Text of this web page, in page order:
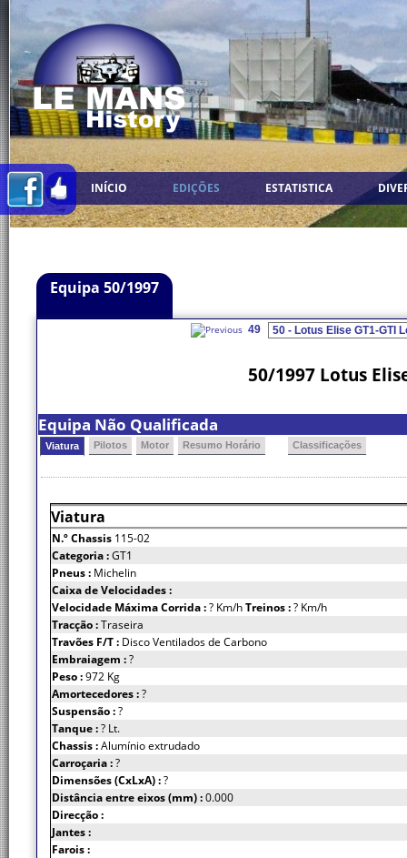
INÍCIO EDIÇÕES ESTATISTICA
Equipa 50/1997
49
50/1997 Lotus
Equipa Não Qualificada
Viatura Pilotos Motor Resumo Horário Classificações
Viatura
N.º Chassis 115-02
Categoria :GT1
Pneus : Michelin
Caixa de Velocidades :
Velocidade Máxima Corrida :? Km/hTreinos :? Km/h
Tracção :Traseira
Travões F/T : Disco Ventilados de Carbono
Embraiagem :?
Peso :972 Kg
Amortecedores :?
Suspensão :?
Tanque :? Lt.
Chassis :Alumínio extrudado
Carroçaria :?
Dimensões (CxLxA) :?
Distância entre eixos (mm) :0.000
Direcção :
Jantes :
Farois :